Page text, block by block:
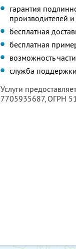
гарантия
производителей
бесплатная
бесплатная
возможность
служба
Услуги
7705935687, ОГРН